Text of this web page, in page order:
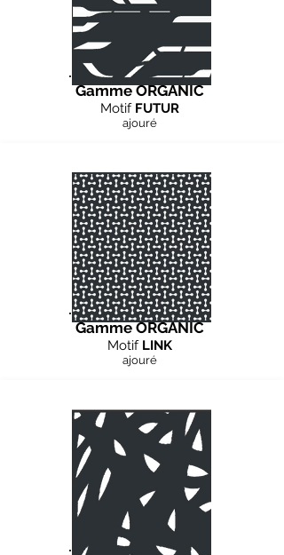
Gamme ORGANIC
Motif FUTUR
ajouré
Gamme ORGANIC
Motif LINK
ajouré